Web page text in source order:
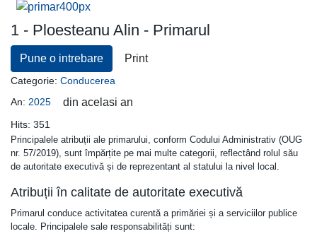
1 - Ploesteanu Alin - Primarul
Pune o intrebare Print
Categorie: Conducerea
An: 2025 din acelasi an
Hits: 351
Principalele atribuții ale primarului, conform Codului Administrativ (OUG
nr. 57/2019), sunt împărțite pe mai multe categorii, reflectând rolul său
de autoritate executivă și de reprezentant al statului la nivel local.
Atribuții în calitate de autoritate executivă
Primarul conduce activitatea curentă a primăriei și a serviciilor publice
locale. Principalele sale responsabilități sunt: